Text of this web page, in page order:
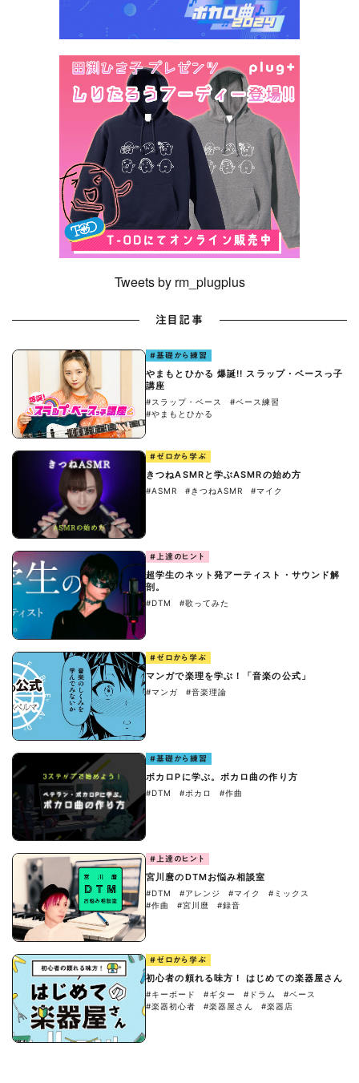
Tweets by rm_plugplus
注目記事
#基礎から練習
やまもとひかる 爆誕!! スラップ・ベースっ子
講座
#スラップ・ベース
#ベース練習
#やまもとひかる
#ゼロから学ぶ
きつねASMRと学ぶASMRの始め方
#ASMR #きつねASMR #マイク
#上達のヒント
超学生のネット発アーティスト・サウンド解
剖。
#DTM #歌ってみた
#ゼロから学ぶ
マンガで楽理を学ぶ！「音楽の公式」
#マンガ #音楽理論
#基礎から練習
ボカロPに学ぶ。ボカロ曲の作り方
#DTM #ボカロ #作曲
#上達のヒント
宮川麿のDTMお悩み相談室
#DTM #アレンジ #マイク
#ミックス
#作曲
#宮川麿 #録音
#ゼロから学ぶ
初心者の頼れる味方！ はじめての楽器屋さん
#キーボード #ギター #ドラム
#ベース
#楽器初心者
#楽器屋さん #楽器店